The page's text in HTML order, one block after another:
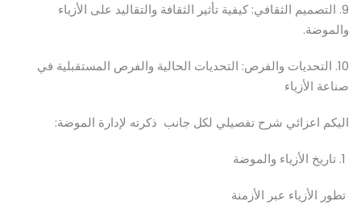
9. التصميم الثقافي: كيفية تأثير الثقافة والتقاليد على الأزياء
والموضة.
10. التحديات والفرص: التحديات الحالية والفرص المستقبلية في
صناعة الأزياء
اليكم اعزائي شرح تفصيلي لكل جانب ذكرته لإدارة الموضة:
تطور الأزياء عبر الأزمنة